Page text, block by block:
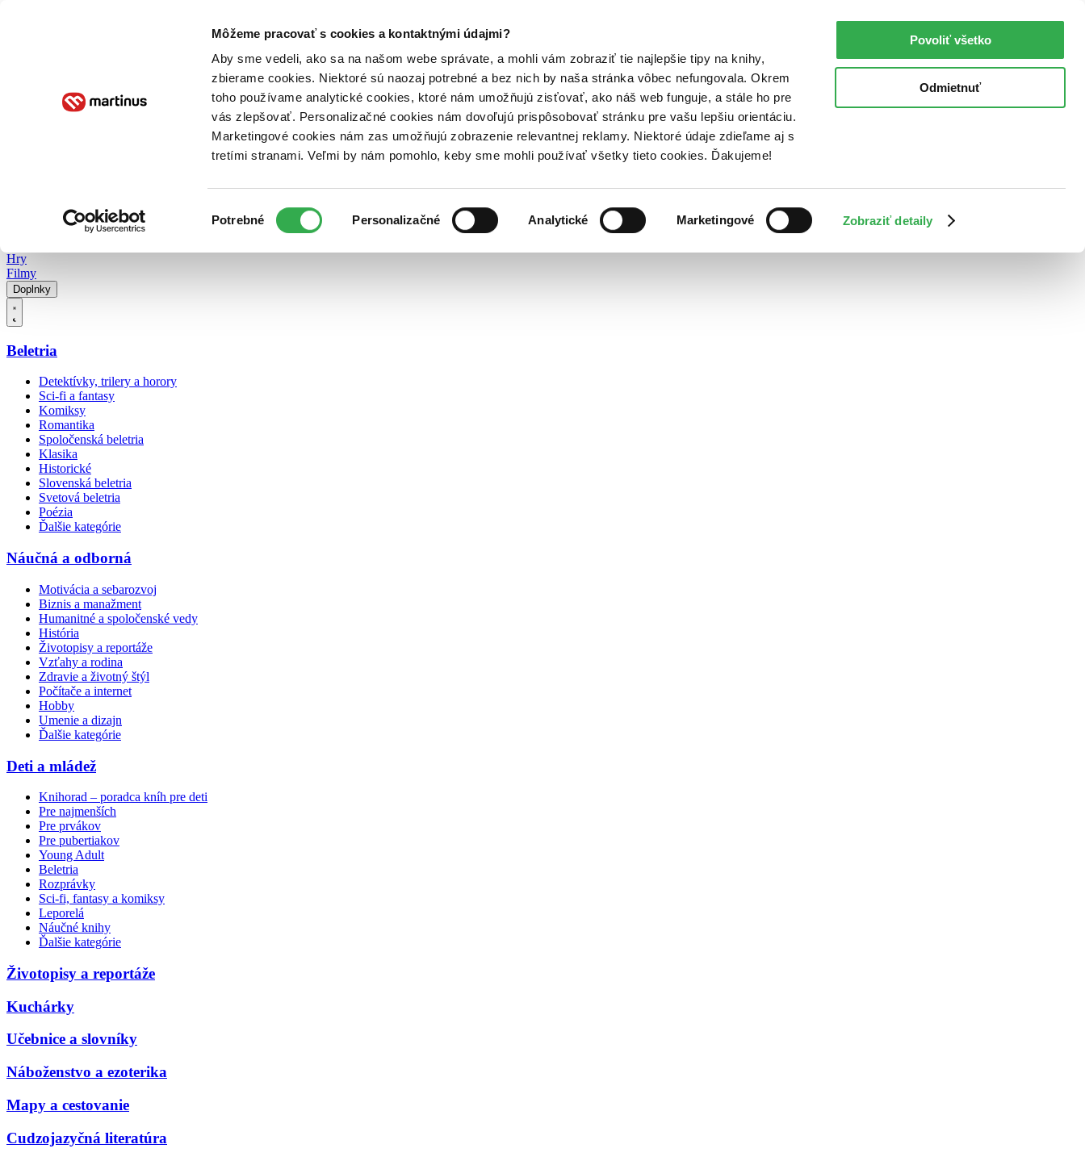
Môžeme pracovať s cookies a kontaktnými údajmi?
Aby sme vedeli, ako sa na našom webe správate, a mohli vám zobraziť tie najlepšie tipy na knihy,
zbierame cookies. Niektoré sú naozaj potrebné a bez nich by naša stránka vôbec nefungovala. Okrem
toho používame analytické cookies, ktoré nám umožňujú zisťovať, ako náš web funguje, a stále ho pre
vás zlepšovať. Personalizačné cookies nám dovoľujú prispôsobovať stránku pre vašu lepšiu orientáciu.
Marketingové cookies nám zas umožňujú zobrazenie relevantnej reklamy. Niektoré údaje zdieľame aj s
tretími stranami. Veľmi by nám pomohlo, keby sme mohli používať všetky tieto cookies. Ďakujeme!
súhlasu
Potrebné Personalizačné Analytické Marketingové Zobraziť detaily
Povoliť všetko
Odmietnuť
Poukážky Kontakt
Hry
Filmy
Doplnky
Beletria
Detektívky, trilery a horory
Sci-fi a fantasy
Komiksy
Romantika
Spoločenská beletria
Klasika
Historické
Slovenská beletria
Svetová beletria
Poézia
Ďalšie kategórie
Náučná a odborná
Motivácia a sebarozvoj
Biznis a manažment
Humanitné a spoločenské vedy
História
Životopisy a reportáže
Vzťahy a rodina
Zdravie a životný štýl
Počítače a internet
Hobby
Umenie a dizajn
Ďalšie kategórie
Deti a mládež
Knihorad – poradca kníh pre deti
Pre najmenších
Pre prvákov
Pre pubertiakov
Young Adult
Beletria
Rozprávky
Sci-fi, fantasy a komiksy
Leporelá
Náučné knihy
Ďalšie kategórie
Životopisy a reportáže
Kuchárky
Učebnice a slovníky
Náboženstvo a ezoterika
Mapy a cestovanie
Cudzojazyčná literatúra